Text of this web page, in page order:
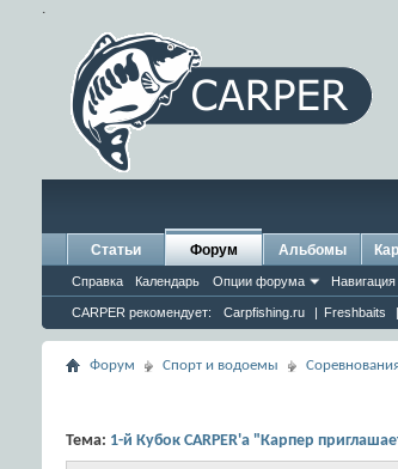
.
Статьи Форум
Справка Календарь Опции форума Навигация
CARPER рекомендует: Carpfishing.ru | Freshbaits |
Альбомы
Форум Спорт и водоемы
Тема: 1-й Кубок CARPER'а "Карпер